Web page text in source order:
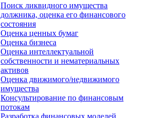
Поиск ликвидного имущества
должника, оценка его финансового
состояния
Оценка ценных бумаг
Оценка бизнеса
Оценка интеллектуальной
собственности и нематериальных
активов
Оценка движимого/недвижимого
имущества
Консультирование по финансовым
потокам
Разработка финансовых моделей